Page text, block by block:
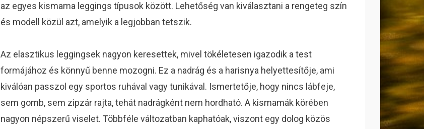
az egyes kismama leggings típusok között. Lehetőség van kiválasztani a rengeteg szín
és modell közül azt, amelyik a legjobban tetszik.
Az elasztikus leggingsek nagyon keresettek, mivel tökéletesen igazodik a test
formájához és könnyű benne mozogni. Ez a nadrág és a harisnya helyettesítője, ami
kiválóan passzol egy sportos ruhával vagy tunikával. Ismertetője, hogy nincs lábfeje,
sem gomb, sem zipzár rajta, tehát nadrágként nem hordható. A kismamák körében
nagyon népszerű viselet. Többféle változatban kaphatóak, viszont egy dolog közös